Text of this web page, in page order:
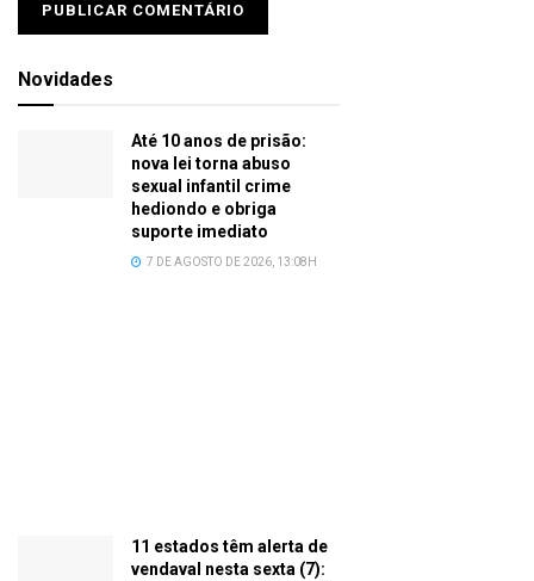
Novidades
Até 10 anos de prisão:
nova lei torna abuso
sexual infantil crime
hediondo e obriga
suporte imediato
7 DE AGOSTO DE 2026, 13:08H
11 estados têm alerta de
vendaval nesta sexta (7):